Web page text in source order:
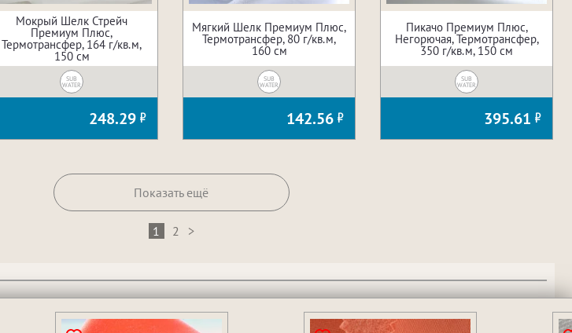
Мокрый Шелк Стрейч
Премиум Плюс,
Термотрансфер, 164 г/кв.м,
150 см
SUB
WATER
248.29
Мягкий Шелк Премиум Плюс,
Термотрансфер, 80 г/кв.м,
160 см
SUB
WATER
142.56
Пикачо Премиум Плюс,
Негорючая, Термотрансфер,
350 г/кв.м, 150 см
SUB
WATER
395.61
Показать ещё
1 2 >